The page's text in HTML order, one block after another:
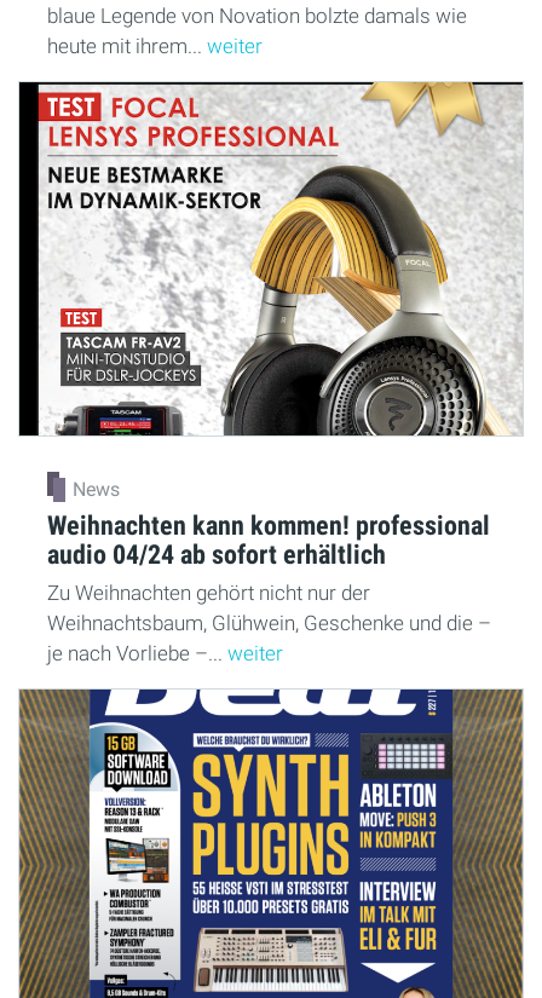
blaue Legende von Novation bolzte damals wie
heute mit ihrem... weiter
News
Weihnachten kann kommen! professional
audio 04/24 ab sofort erhältlich
Zu Weihnachten gehört nicht nur der
Weihnachtsbaum, Glühwein, Geschenke und die –
je nach Vorliebe –... weiter